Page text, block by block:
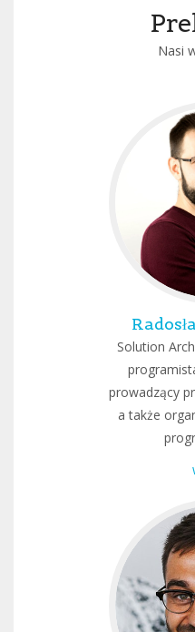
Nasi
Solution
prowadzący
a także